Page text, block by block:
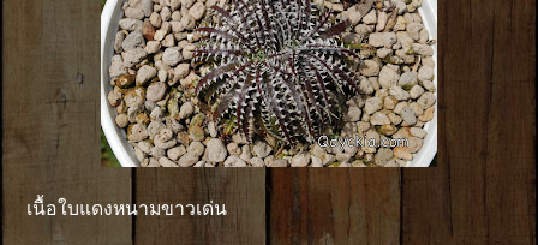
เนื้อใบแดงหนามขาวเด่น